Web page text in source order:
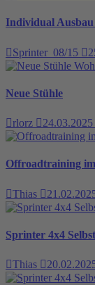
Individual
Sprinter_08/15
Neue Stühle
rlorz
24.03.2025
Offroadtraining
Thias
Sprinter 4x4
Thias